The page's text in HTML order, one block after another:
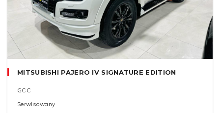
MITSUBISHI PAJERO IV SIGNATURE EDITION
GCC
Serwisowany